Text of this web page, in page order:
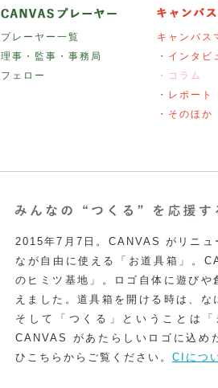
プレーヤー一覧
理事・監事・事務局
フェロー
キャンバス
・インタビ
・コラム
・レポート
・そのほか
2015年7月7日。CANVAS がリニュ
なが自由に使える「お道具箱」。
のヒミツ基地」。ロゴ自体に遊び
えました。道具箱を開ける時は、
そして「つくる」ということは
CANVAS があたらしいロゴに込め
ひこちらからご覧ください。 CIにつ